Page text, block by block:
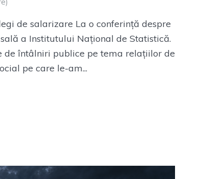
de salarizare La o conferință despre
a Institutului Național de Statistică.
de întâlniri publice pe tema relațiilor de
pe care le-am...